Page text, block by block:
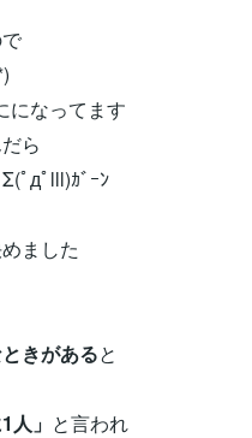
になってます
ら
ﾟдﾟlll)ｶﾞｰﾝ
ました
きがあると
人」 と言われ